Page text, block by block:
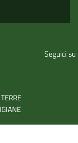
Seguici su